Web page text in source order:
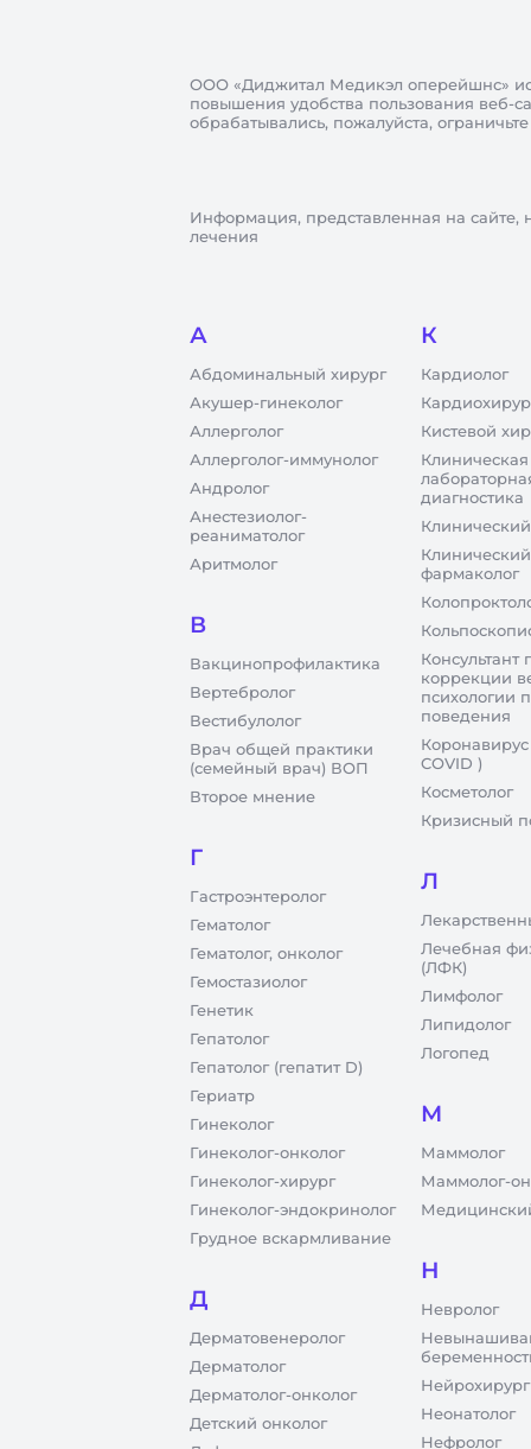
ООО «Диджитал Медикэл оперейшнс»
повышения удобства пользования веб-
обрабатывались, пожалуйста,
Информация, представленная на сайте,
лечения
А
Абдоминальный хирург
Акушер-гинеколог
Аллерголог
Аллерголог-иммунолог
Андролог
Анестезиолог-
реаниматолог
Аритмолог
В
Вакцинопрофилактика
Вертебролог
Вестибулолог
Врач общей практики
(семейный врач) ВОП
Второе мнение
Г
Гастроэнтеролог
Гематолог
Гематолог, онколог
Гемостазиолог
Генетик
Гепатолог
Гепатолог (гепатит D)
Гериатр
Гинеколог
Гинеколог-онколог
Гинеколог-хирург
Гинеколог-эндокринолог
Грудное вскармливание
Д
Дерматовенеролог
Дерматолог
Дерматолог-онколог
Детский онколог
К
Кардиолог
Кистевой
Клиническая
диагностика
Клинический
фармаколог
Консультант
коррекции
психологии
поведения
COVID )
Косметолог
Кризисный
Л
Лечебная
(ЛФК)
Лимфолог
Липидолог
Логопед
М
Маммолог
Маммолог-
Н
Невролог
Нейрохирург
Неонатолог
Нефролог